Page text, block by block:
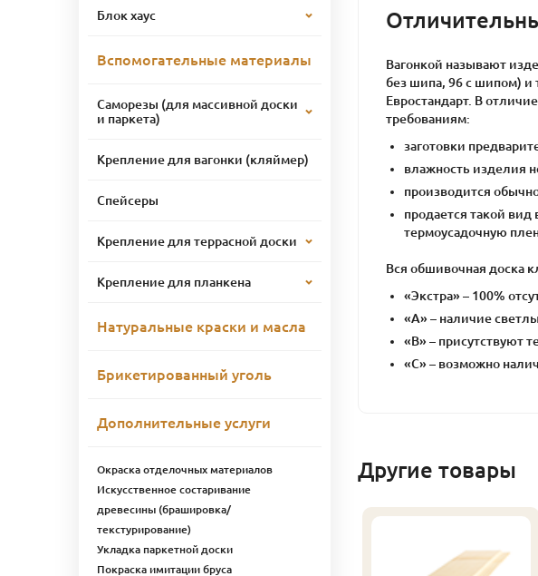
Вагонкой называют
без шипа, 96 с шипом) и
Евростандарт. В
требованиям:
заготовки
влажность изделия
производится
продается такой
термоусадочную
Вся обшивочная доска
«Экстра» – 100%
«А» – наличие
«В» – присутствуют
«С» – возможно
Другие товары
Блок хаус
Вспомогательные материалы
Саморезы (для массивной доски
и паркета)
Крепление для вагонки (кляймер)
Спейсеры
Крепление для террасной доски
Крепление для планкена
Натуральные краски и масла
Брикетированный уголь
Дополнительные услуги
Окраска отделочных материалов
Искусственное состаривание
древесины (брашировка/
текстурирование)
Укладка паркетной доски
Покраска имитации бруса